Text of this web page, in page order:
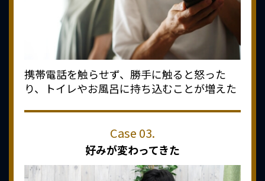
携帯電話を触らせず、勝手に触ると怒った
り、トイレやお風呂に持ち込むことが増えた
好みが変わってきた